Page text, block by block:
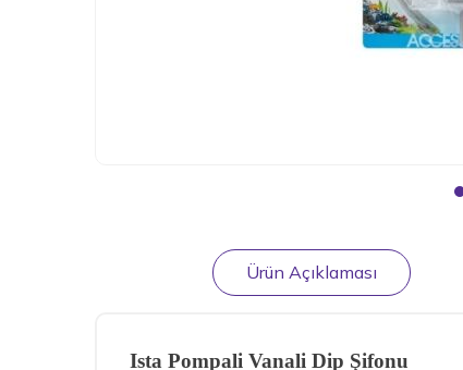
Ürün Açıklaması
Ista Pompali Vanali Dip Şifonu